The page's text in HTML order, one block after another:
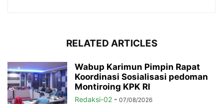
RELATED ARTICLES
Wabup Karimun Pimpin Rapat
Koordinasi Sosialisasi pedoman
Montiroing KPK RI
Redaksi-02 - 07/08/2026